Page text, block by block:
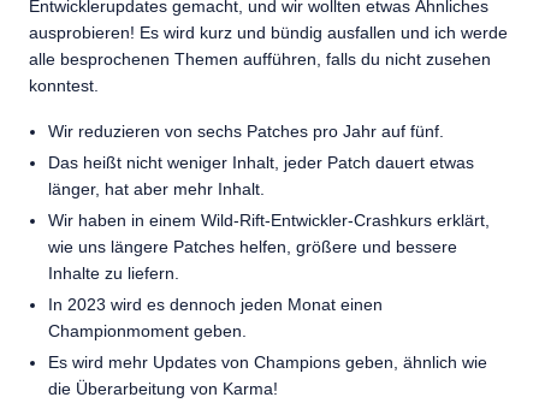
Entwicklerupdates gemacht, und wir wollten etwas Ähnliches
ausprobieren! Es wird kurz und bündig ausfallen und ich werde
alle besprochenen Themen aufführen, falls du nicht zusehen
konntest.
Wir reduzieren von sechs Patches pro Jahr auf fünf.
Das heißt nicht weniger Inhalt, jeder Patch dauert etwas
länger, hat aber mehr Inhalt.
Wir haben in einem Wild-Rift-Entwickler-Crashkurs erklärt,
wie uns längere Patches helfen, größere und bessere
Inhalte zu liefern.
In 2023 wird es dennoch jeden Monat einen
Championmoment geben.
Es wird mehr Updates von Champions geben, ähnlich wie
die Überarbeitung von Karma!